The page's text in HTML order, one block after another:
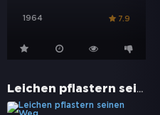
1964 7.9
Leichen pflastern seinen Weg